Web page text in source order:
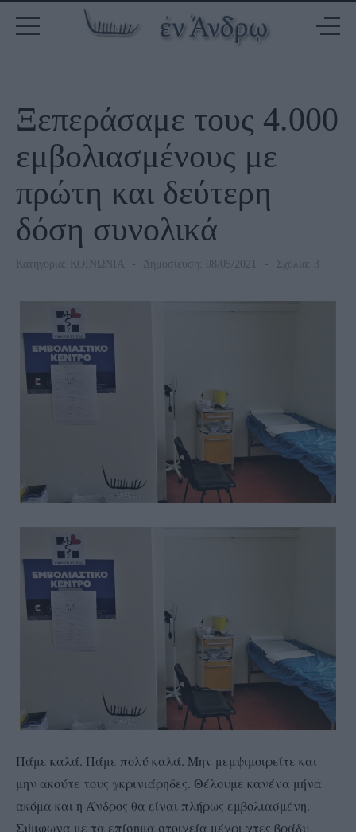
Ξεπεράσαμε τους 4.000
εμβολιασμένους με
πρώτη και δεύτερη
δόση συνολικά
Κατηγορία: ΚΟΙΝΩΝΙΑ Δημοσίευση: 08/05/2021 Σχόλια: 3
Πάμε καλά. Πάμε πολύ καλά. Μην μεμψιμοιρείτε και
μην ακούτε τους γκρινιάρηδες. Θέλουμε κανένα μήνα
ακόμα και η Άνδρος θα είναι πλήρως εμβολιασμένη.
Σύμφωνα με τα επίσημα στοιχεία μέχρι χτες βράδυ